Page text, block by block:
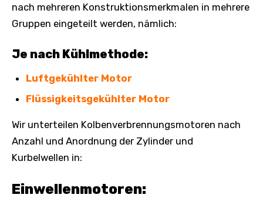
nach mehreren Konstruktionsmerkmalen in mehrere
Gruppen eingeteilt werden, nämlich:
Je nach Kühlmethode:
Luftgekühlter Motor
Flüssigkeitsgekühlter Motor
Wir unterteilen Kolbenverbrennungsmotoren nach
Anzahl und Anordnung der Zylinder und
Kurbelwellen in:
Einwellenmotoren: